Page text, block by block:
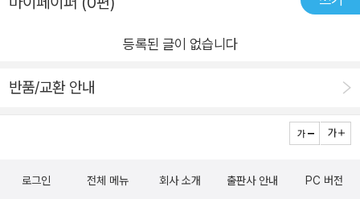
쳐지며, 4부에서는 몸과 마음의 통증에 대한 인식, 일상 속 경이
처럼 다시 뒤집을 혁명이 있는가, 나는, 시를 쓰면서, 귀와 눈과
모든 눈송이를 뭉쳐 질문처럼 던질 수 있는가, 나는”(하기정, 「뒤
자리에서 순진무구한 꿈과 혁명을 담금질했고, 그 도저하고 성실
등록된 글이 없습니다
반품/교환 안내
로그인 전체 메뉴 회사 소개 출판사 안내 PC 버전